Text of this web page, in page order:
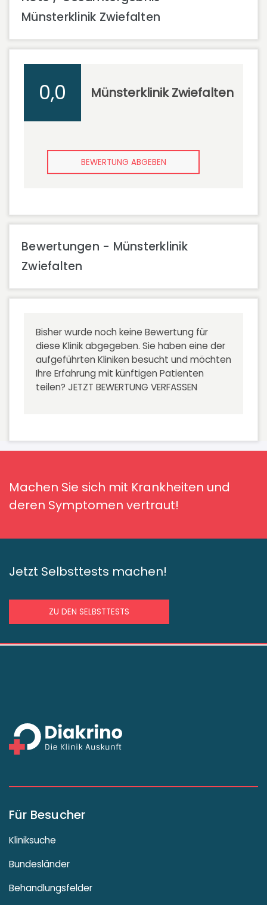
Münsterklinik Zwiefalten
0,0 Münsterklinik Zwiefalten
BEWERTUNG ABGEBEN
Bewertungen - Münsterklinik
Zwiefalten
Bisher wurde noch keine Bewertung für
diese Klinik abgegeben. Sie haben eine der
aufgeführten Kliniken besucht und möchten
Ihre Erfahrung mit künftigen Patienten
teilen? JETZT BEWERTUNG VERFASSEN
Machen Sie sich mit Krankheiten und
deren Symptomen vertraut!
Jetzt Selbsttests machen!
ZU DEN SELBSTTESTS
Für Besucher
Kliniksuche
Bundesländer
Behandlungsfelder